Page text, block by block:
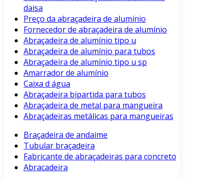
daisa
Preço da abraçadeira de alumínio
Fornecedor de abraçadeira de alumínio
Abraçadeira de alumínio tipo u
Abraçadeira de alumínio para tubos
Abraçadeira de alumínio tipo u sp
Amarrador de alumínio
Caixa d água
Abraçadeira bipartida para tubos
Abraçadeira de metal para mangueira
Abraçadeiras metálicas para mangueiras
Braçadeira de andaime
Tubular braçadeira
Fabricante de abraçadeiras para concreto
Abracadeira